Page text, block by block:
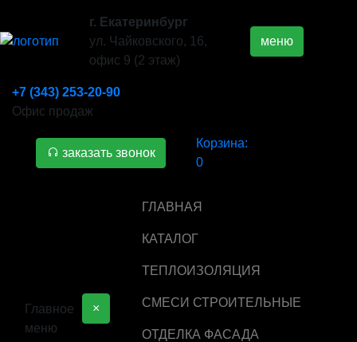
г. Екатеринбург
ул. Чайковского, 16,
офис 9 (2 этаж)
меню
+7 (343) 253-20-90
Офис продаж
заказать звонок
Корзина:
0
×
Главное
меню
ГЛАВНАЯ
КАТАЛОГ
ТЕПЛОИЗОЛЯЦИЯ
СМЕСИ СТРОИТЕЛЬНЫЕ
ОТДЕЛКА ФАСАДА